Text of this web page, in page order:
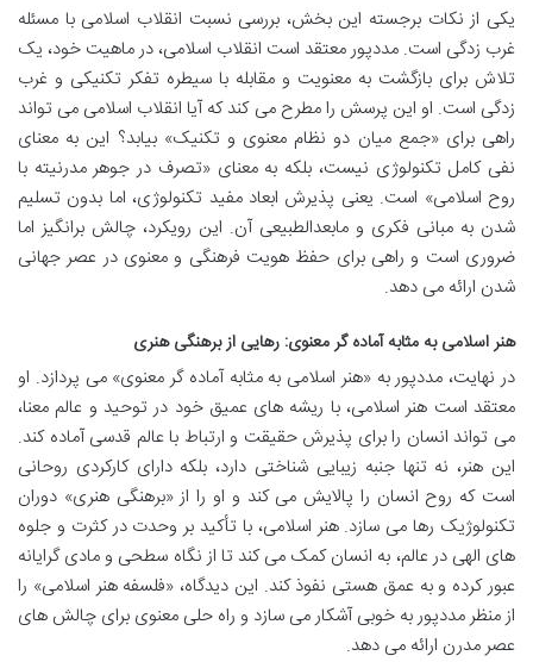
یکی از نکات برجسته این بخش، بررسی نسبت انقلاب اسلامی با مسئله
غرب زدگی است. مددپور معتقد است انقلاب اسلامی، در ماهیت خود، یک
تلاش برای بازگشت به معنویت و مقابله با سیطره تفکر تکنیکی و غرب
زدگی است. او این پرسش را مطرح می کند که آیا انقلاب اسلامی می تواند
راهی برای «جمع میان دو نظام معنوی و تکنیک» بیابد؟ این به معنای
نفی کامل تکنولوژی نیست، بلکه به معنای «تصرف در جوهر مدرنیته با
روح اسلامی» است. یعنی پذیرش ابعاد مفید تکنولوژی، اما بدون تسلیم
شدن به مبانی فکری و مابعدالطبیعی آن. این رویکرد، چالش برانگیز اما
ضروری است و راهی برای حفظ هویت فرهنگی و معنوی در عصر جهانی
شدن ارائه می دهد.
هنر اسلامی به مثابه آماده گر معنوی: رهایی از برهنگی هنری
در نهایت، مددپور به «هنر اسلامی به مثابه آماده گر معنوی» می پردازد. او
معتقد است هنر اسلامی، با ریشه های عمیق خود در توحید و عالم معنا،
می تواند انسان را برای پذیرش حقیقت و ارتباط با عالم قدسی آماده کند.
این هنر، نه تنها جنبه زیبایی شناختی دارد، بلکه دارای کارکردی روحانی
است که روح انسان را پالایش می کند و او را از «برهنگی هنری» دوران
تکنولوژیک رها می سازد. هنر اسلامی، با تأکید بر وحدت در کثرت و جلوه
های الهی در عالم، به انسان کمک می کند تا از نگاه سطحی و مادی گرایانه
عبور کرده و به عمق هستی نفوذ کند. این دیدگاه، «فلسفه هنر اسلامی» را
از منظر مددپور به خوبی آشکار می سازد و راه حلی معنوی برای چالش های
عصر مدرن ارائه می دهد.